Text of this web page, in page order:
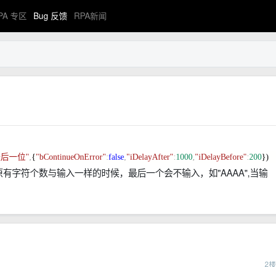
专区 Bug 反馈 RPA新闻
一位" {"bContinueOnError":false, "iDelayAfter":1000, "iDelayBefore":200})
字符个数与输入一样的时候，最后一个会不输入，如"AAAA",当输
2楼